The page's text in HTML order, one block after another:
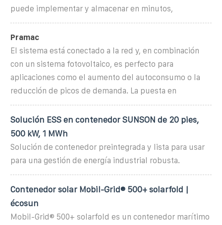
puede implementar y almacenar en minutos,
Pramac
El sistema está conectado a la red y, en combinación
con un sistema fotovoltaico, es perfecto para
aplicaciones como el aumento del autoconsumo o la
reducción de picos de demanda. La puesta en
Solución ESS en contenedor SUNSON de 20 pies,
500 kW, 1 MWh
Solución de contenedor preintegrada y lista para usar
para una gestión de energía industrial robusta.
Contenedor solar Mobil-Grid® 500+ solarfold |
écosun
Mobil-Grid® 500+ solarfold es un contenedor marítimo